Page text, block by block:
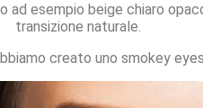
esempio beige chiaro
transizione naturale.
creato uno smokey